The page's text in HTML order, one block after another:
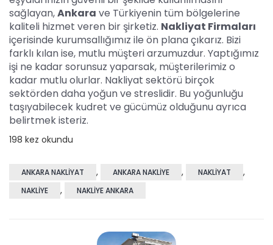
sağlayan,Ankara ve Türkiyenin tüm bölgelerine
kaliteli hizmet veren bir şirketiz. Nakliyat Firmaları
içerisinde kurumsallığımız ile ön plana çıkarız. Bizi
farklı kılan ise, mutlu müşteri arzumuzdur. Yaptığımız
işi ne kadar sorunsuz yaparsak, müşterilerimiz o
kadar mutlu olurlar. Nakliyat sektörü birçok
sektörden daha yoğun ve streslidir. Bu yoğunluğu
taşıyabilecek kudret ve gücümüz olduğunu ayrıca
belirtmek isteriz.
198 kez okundu
ANKARA NAKLIYAT , ANKARA NAKLIYE , NAKLIYAT ,
NAKLIYE , NAKLIYE ANKARA